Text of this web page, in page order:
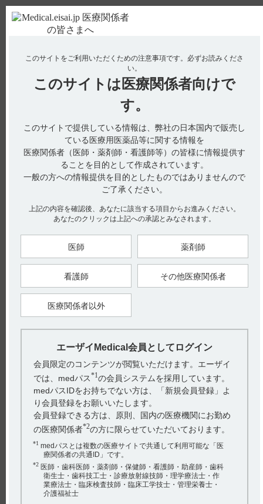
使用期限検索 Drug Information
No : 15091
【デエビゴ】 ナルコレプシー又はカタプレキシ
ーのある患者が「特定の背景を有する患者に関す
る注意」に設定された理由を教えてください。
電子添文には、ナルコレプシー又はカタプレキシーのある患者
に関する以下の記載があります。
9.1 合併症・既往歴等のある患者
9.1.1 ナルコレプシー又はカタプレキシーのある患者（引用1）
インタビューフォームには、ナルコレプシー又はカタプレキシ
ーのある患者について以下の記載があります。
■ナルコレプシー又はカタプレキシーのある患者（引用2）
（解説）
デエビゴの作用機序を考慮するとナルコレプシー又はカタプレ
キシーの症状を悪化させるおそれがあることから、「特定の背
景を有する患者に関する注意」に設定しました。
では、ナルコレプシーや睡眠時随伴症が疑われる患者は除外し
ていました。（引用3、4）
【引用】
1）デエビゴ錠2.5mg・5mg・10mg電子添文 2024年12月改訂
（第3版） 9. 特定の背景を有する患者に関する注意 9.1 合併
症・既往歴等のある患者 9.1.1 ナルコレプシー又はカタプレキ
シーのある患者
2）デエビゴ錠2.5mg・5mg・10mgインタビューフォーム 2024
年12月改訂（第10版） VIII. 安全性（使用上の注意等）に関す
る項目 6. 特定の背景を有する患者に関する注意 （1）合併症・
既往歴等のある患者
3）デエビゴ錠2.5mg・5mg・10mgインタビューフォーム 2024
年12月改訂（第10版） V. 治療に関する項目 5. 臨床成績 （4）
検証的試験 1）有効性検証試験 比較試験 1. 国際共同第III相プ
ラセボ対照比較試験［国際共同303試験］
4）デエビゴ錠2.5mg・5mg・10mgインタビューフォーム 2024
年12月改訂（第10版） V. 治療に関する項目 5. 臨床成績 （4）
このサイトをご利用いただくための注意事項です。 必ずお読みくださ
い。
このサイトは 医療関係者向けで
す。
このサイトで提供している情報は、弊社の日本国内で販売し
ている医療用医薬品等に関する情報を
医療関係者（医師・薬剤師・看護師等）の皆様に情報提供す
ることを目的として作成されています。
一般の方への情報提供を目的としたものではありませんので
ご了承ください。
上記の内容を確認後、あなたに該当する項目からお進みください。
あなたのクリックは上記への承認とみなされます。
医師 薬剤師
看護師 その他医療関係者
医療関係者以外
エーザイMedical会員としてログイン
会員限定のコンテンツが閲覧いただけます。エーザイ
では、medパス*1の会員システムを採用しています。
medパスIDをお持ちでない方は、「新規会員登録」よ
り会員登録をお願いいたします。
会員登録できる方は、原則、国内の医療機関にお勤め
の医療関係者*2の方に限らせていただいております。
*1 medパスとは複数の医療サイトで共通して利用可能な「医
療関係者の共通ID」です。
*2 医師・歯科医師・薬剤師・保健師・看護師・助産師・歯科
衛生士・歯科技工士・診療放射線技師・理学療法士・作
業療法士・臨床検査技師・臨床工学技士・管理栄養士・
介護福祉士